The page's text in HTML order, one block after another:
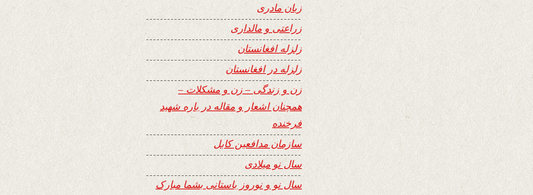
زبان مادری
زراعتی و مالداری
زلزله افغانستان
زلزله در افغانستان
زن و زندگی – زن و مشکلات –
همچنان اشعار و مقاله در باره شهید
فرخنده
سازمان مدافعین کابل
سال نو میلادی
سال نو و نوروز باستانی بشما مبارک